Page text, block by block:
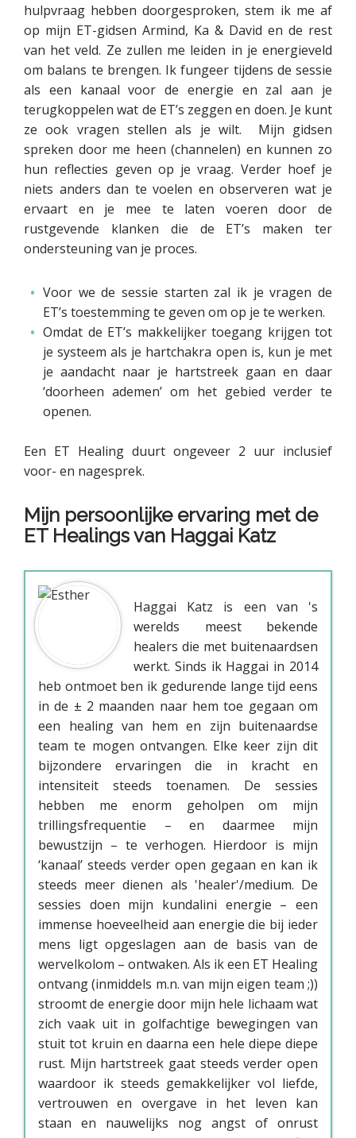
hulpvraag hebben doorgesproken, stem ik me af
op mijn ET-gidsen Armind, Ka & David en de rest
van het veld. Ze zullen me leiden in je energieveld
om balans te brengen. Ik fungeer tijdens de sessie
als een kanaal voor de energie en zal aan je
terugkoppelen wat de ET’s zeggen en doen. Je kunt
ze ook vragen stellen als je wilt. Mijn gidsen
spreken door me heen (channelen) en kunnen zo
hun reflecties geven op je vraag. Verder hoef je
niets anders dan te voelen en observeren wat je
ervaart en je mee te laten voeren door de
rustgevende klanken die de ET’s maken ter
ondersteuning van je proces.
Voor we de sessie starten zal ik je vragen de
ET’s toestemming te geven om op je te werken.
Omdat de ET’s makkelijker toegang krijgen tot
je systeem als je hartchakra open is, kun je met
je aandacht naar je hartstreek gaan en daar
‘doorheen ademen’ om het gebied verder te
openen.
Een ET Healing duurt ongeveer 2 uur inclusief
voor- en nagesprek.
Mijn persoonlijke ervaring met de
ET Healings van Haggai Katz
Haggai Katz is een van 's
werelds meest bekende
healers die met buitenaardsen
werkt. Sinds ik Haggai in 2014
heb ontmoet ben ik gedurende lange tijd eens
in de ± 2 maanden naar hem toe gegaan om
een healing van hem en zijn buitenaardse
team te mogen ontvangen. Elke keer zijn dit
bijzondere ervaringen die in kracht en
intensiteit steeds toenamen. De sessies
hebben me enorm geholpen om mijn
trillingsfrequentie – en daarmee mijn
bewustzijn – te verhogen. Hierdoor is mijn
‘kanaal’ steeds verder open gegaan en kan ik
steeds meer dienen als 'healer'/medium. De
sessies doen mijn kundalini energie – een
immense hoeveelheid aan energie die bij ieder
mens ligt opgeslagen aan de basis van de
wervelkolom – ontwaken. Als ik een ET Healing
ontvang (inmiddels m.n. van mijn eigen team ;))
stroomt de energie door mijn hele lichaam wat
zich vaak uit in golfachtige bewegingen van
stuit tot kruin en daarna een hele diepe diepe
rust. Mijn hartstreek gaat steeds verder open
waardoor ik steeds gemakkelijker vol liefde,
vertrouwen en overgave in het leven kan
staan en nauwelijks nog angst of onrust